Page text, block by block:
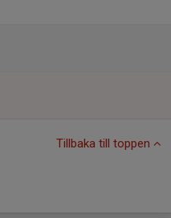
Tillbaka till toppen